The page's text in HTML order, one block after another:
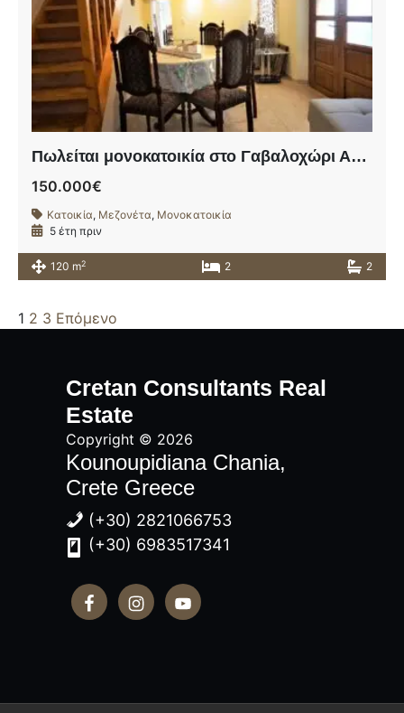
Πωλείται μονοκατοικία στο Γαβαλοχώρι Αποκορώνου.
150.000€
Κατοικία, Μεζονέτα, Μονοκατοικία
5 έτη πριν
120 m2 2 2
1 2 3 Επόμενο
Πλευρική
Στήλη
Cretan Consultants Real
Estate
Copyright © 2026
Kounoupidiana Chania,
Crete Greece
(+30) 2821066753
(+30) 6983517341